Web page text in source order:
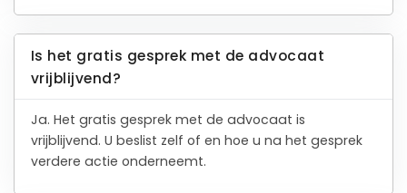
Is het gratis gesprek met de advocaat
vrijblijvend?
Ja. Het gratis gesprek met de advocaat is
vrijblijvend. U beslist zelf of en hoe u na het gesprek
verdere actie onderneemt.